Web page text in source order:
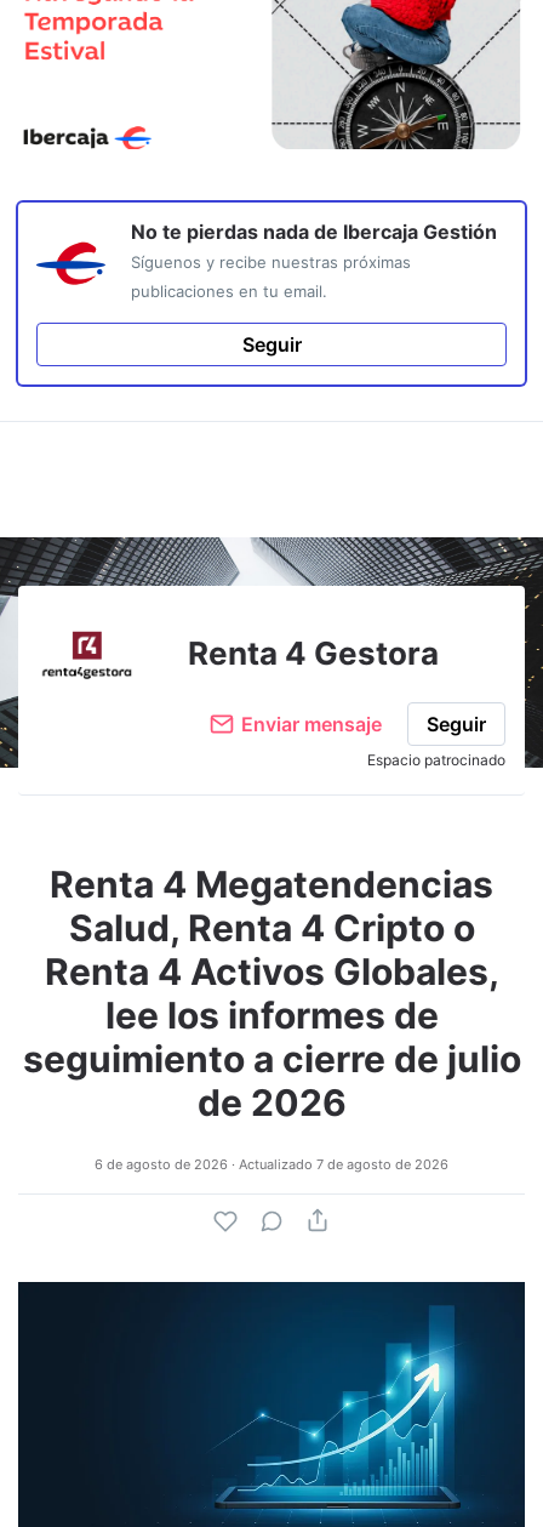
No te pierdas nada de Ibercaja Gestión
Síguenos y recibe nuestras próximas
publicaciones en tu email.
Seguir
Renta 4 Gestora
Enviar mensaje Seguir
Espacio patrocinado
Renta 4 Megatendencias
Salud, Renta 4 Cripto o
Renta 4 Activos Globales,
lee los informes de
seguimiento a cierre de julio
de 2026
6 de agosto de 2026 · Actualizado 7 de agosto de 2026